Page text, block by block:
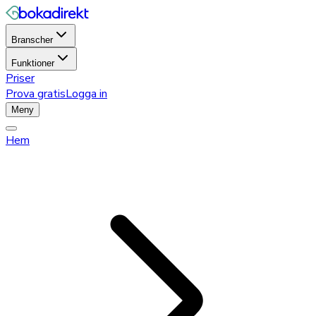
Branscher
Funktioner
Priser
Prova gratisLogga in
Meny
Hem